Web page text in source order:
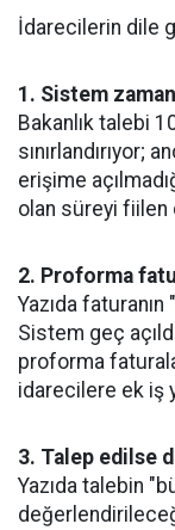
İdarecilerin dile
1. Sistem
Bakanlık talebi
sınırlandırıyor;
erişime
olan süreyi fiilen
2. Proforma
Yazıda
Sistem geç
proforma
idarecilere ek iş
3. Talep edilse
Yazıda talebin